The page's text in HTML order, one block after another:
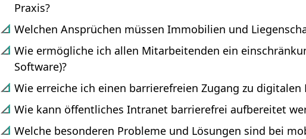
Praxis?
Welchen Ansprüchen müssen Immobilien und
Wie ermögliche ich allen Mitarbeitenden ein
Software)?
Wie erreiche ich einen barrierefreien Zugang zu
Wie kann öffentliches Intranet barrierefrei aufbereitet
Welche besonderen Probleme und Lösungen sind bei